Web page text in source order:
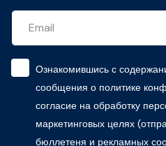
Ознакомившись с
сообщения о политике
согласие на обработку
маркетинговых целях
бюллетеня и рекламных